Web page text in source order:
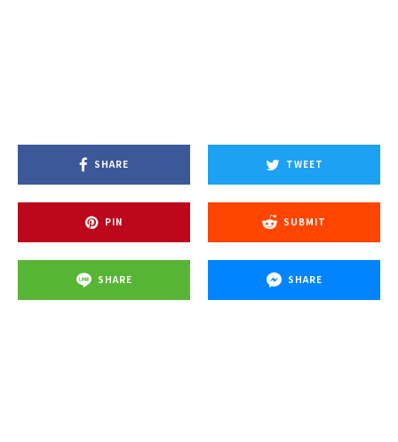
SHARE TWEET
PIN SUBMIT
SHARE SHARE